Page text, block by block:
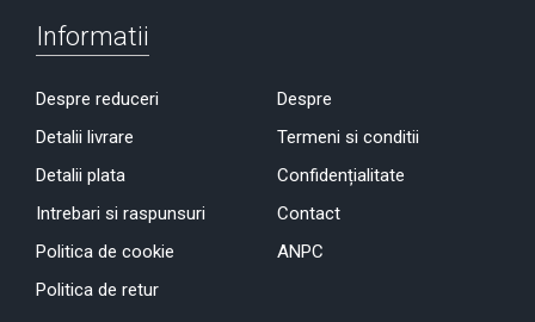
Informatii
Despre reduceri
Detalii livrare
Detalii plata
Intrebari si raspunsuri
Politica de cookie
Politica de retur
Despre
Termeni si conditii
Confidențialitate
Contact
ANPC